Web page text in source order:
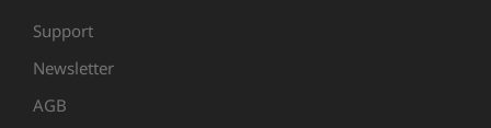
Support
Newsletter
AGB